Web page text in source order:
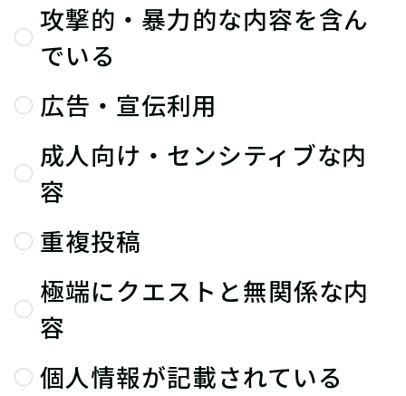
攻撃的・暴力的な内容を含ん
でいる
広告・宣伝利用
成人向け・センシティブな内
容
重複投稿
極端にクエストと無関係な内
容
個人情報が記載されている